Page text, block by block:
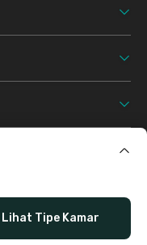
Lihat Tipe Kamar